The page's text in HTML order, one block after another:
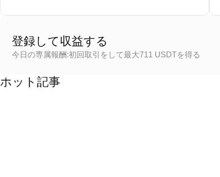
登録して収益する
今日の専属報酬:初回取引をして最大711 USDTを得る
ホット記事